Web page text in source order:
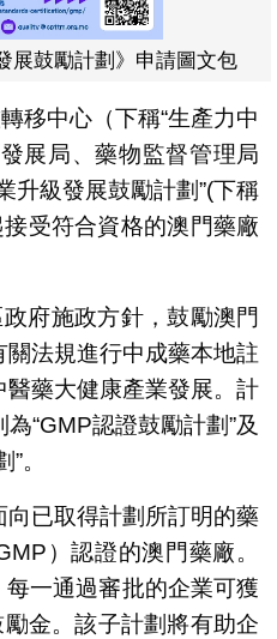
展鼓勵計劃》申請圖文包
移中心（下稱“生產力中
展局、藥物監督管理局
升級發展鼓勵計劃”(下稱
受符合資格的澳門藥廠
府施政方針，鼓勵澳門
法規進行中成藥本地註
藥大健康產業發展。計
“GMP認證鼓勵計劃”及
。
已取得計劃所訂明的藥
）認證的澳門藥廠。
一通過審批的企業可獲
金。該子計劃將有助企